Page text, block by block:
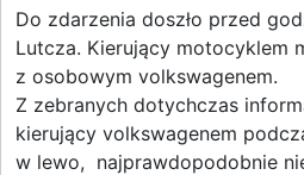
Do zdarzenia doszło przed
Lutcza. Kierujący motocyklem
z osobowym volkswagenem.
Z zebranych dotychczas
kierujący volkswagenem
w lewo, najprawdopodobnie